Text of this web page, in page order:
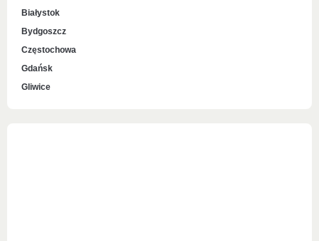
Białystok
Bydgoszcz
Częstochowa
Gdańsk
Gliwice